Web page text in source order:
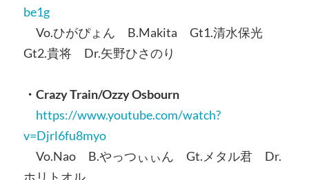
be1g
Vo.ひがぴょん B.Makita Gt1.清水保光
Gt2.貴将 Dr.矢野ひさのり
・Crazy Train/Ozzy Osbourn
https://www.youtube.com/watch?
v=Djrl6fu8myo
Vo.Nao B.やっつぃぃん Gt.メタル君 Dr.
ホリトオル